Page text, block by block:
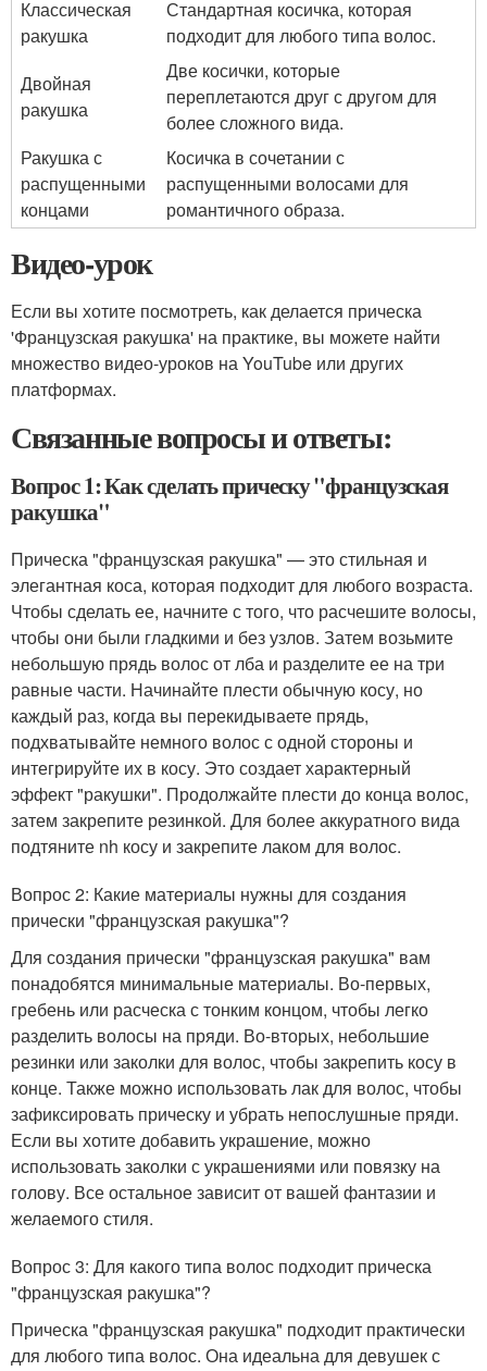
Классическая
ракушка
Стандартная косичка, которая
подходит для любого типа волос.
Двойная
ракушка
Две косички, которые
переплетаются друг с другом для
более сложного вида.
Ракушка с
распущенными
концами
Косичка в сочетании с
распущенными волосами для
романтичного образа.
Видео-урок
Если вы хотите посмотреть, как делается прическа
'Французская ракушка' на практике, вы можете найти
множество видео-уроков на YouTube или других
платформах.
Связанные вопросы и ответы:
Вопрос 1: Как сделать прическу "французская
ракушка"
Прическа "французская ракушка" — это стильная и
элегантная коса, которая подходит для любого возраста.
Чтобы сделать ее, начните с того, что расчешите волосы,
чтобы они были гладкими и без узлов. Затем возьмите
небольшую прядь волос от лба и разделите ее на три
равные части. Начинайте плести обычную косу, но
каждый раз, когда вы перекидываете прядь,
подхватывайте немного волос с одной стороны и
интегрируйте их в косу. Это создает характерный
эффект "ракушки". Продолжайте плести до конца волос,
затем закрепите резинкой. Для более аккуратного вида
подтяните nh косу и закрепите лаком для волос.
Вопрос 2: Какие материалы нужны для создания
прически "французская ракушка"?
Для создания прически "французская ракушка" вам
понадобятся минимальные материалы. Во-первых,
гребень или расческа с тонким концом, чтобы легко
разделить волосы на пряди. Во-вторых, небольшие
резинки или заколки для волос, чтобы закрепить косу в
конце. Также можно использовать лак для волос, чтобы
зафиксировать прическу и убрать непослушные пряди.
Если вы хотите добавить украшение, можно
использовать заколки с украшениями или повязку на
голову. Все остальное зависит от вашей фантазии и
желаемого стиля.
Вопрос 3: Для какого типа волос подходит прическа
"французская ракушка"?
Прическа "французская ракушка" подходит практически
для любого типа волос. Она идеальна для девушек с